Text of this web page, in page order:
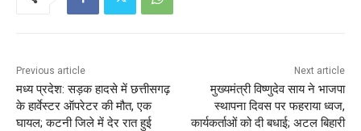
Previous article
मध्य प्रदेश: सड़क हादसे में छत्तीसगढ़
के हार्वेस्टर ऑपरेटर की मौत, एक
घायल; कटनी जिले में देर रात हुई
Next article
मुख्यमंत्री विष्णुदेव साय ने भाजपा
स्थापना दिवस पर फहराया ध्वज,
कार्यकर्ताओं को दी बधाई; अटल बिहारी